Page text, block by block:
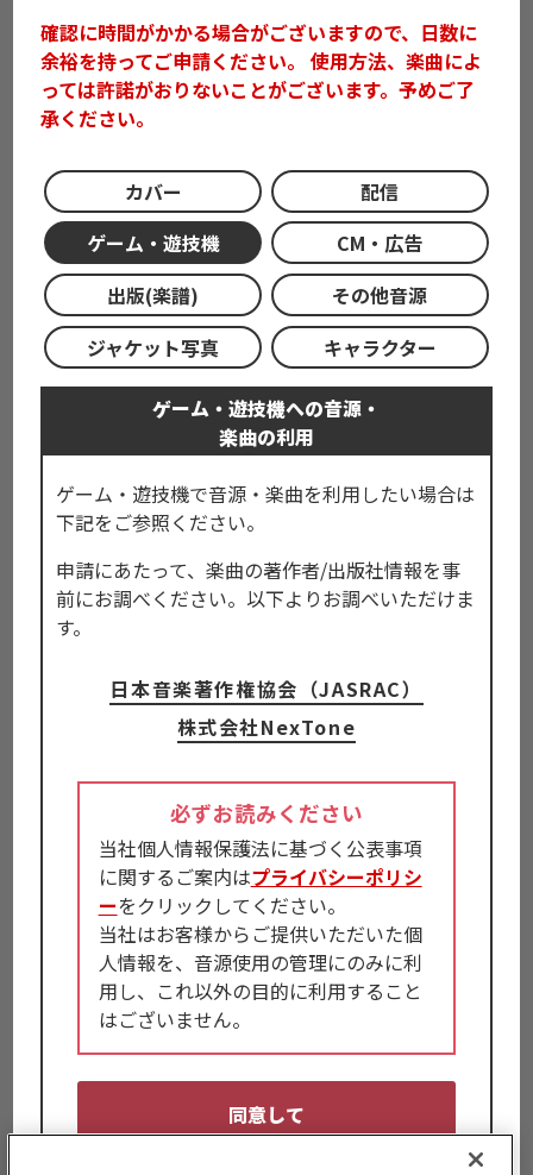
確認に時間がかかる場合がございますので、日数に
余裕を持ってご申請ください。 使用方法、楽曲によ
っては許諾がおりないことがございます。予めご了
承ください。
カバー
配信
ゲーム・遊技機
CM・広告
出版(楽譜)
その他音源
ジャケット写真
キャラクター
ゲーム・遊技機への音源・
楽曲の利用
ゲーム・遊技機で音源・楽曲を利用したい場合は
下記をご参照ください。
申請にあたって、楽曲の著作者/出版社情報を事
前にお調べください。以下よりお調べいただけま
す。
日本音楽著作権協会（JASRAC）
株式会社NexTone
必ずお読みください
当社個人情報保護法に基づく公表事項
に関するご案内はプライバシーポリシ
ーをクリックしてください。
当社はお客様からご提供いただいた個
人情報を、音源使用の管理にのみに利
用し、これ以外の目的に利用すること
はございません。
同意して
ゲーム・遊技機への音源・楽曲の利用